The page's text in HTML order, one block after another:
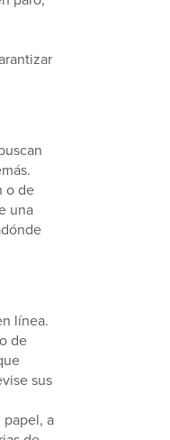
o de
una
línea.
de
sus
a